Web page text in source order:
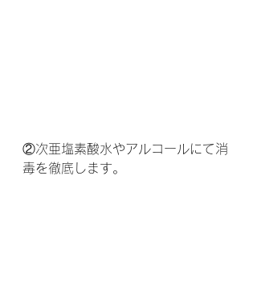
②次亜塩素酸水やアルコールにて消
毒を徹底します。